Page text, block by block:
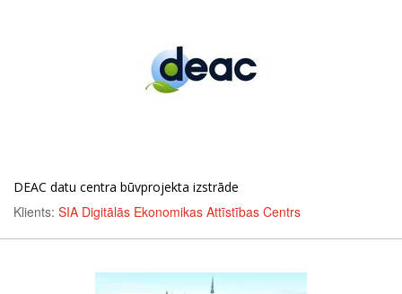
DEAC datu centra būvprojekta izstrāde
Klients: SIA Digitālās Ekonomikas Attīstības Centrs